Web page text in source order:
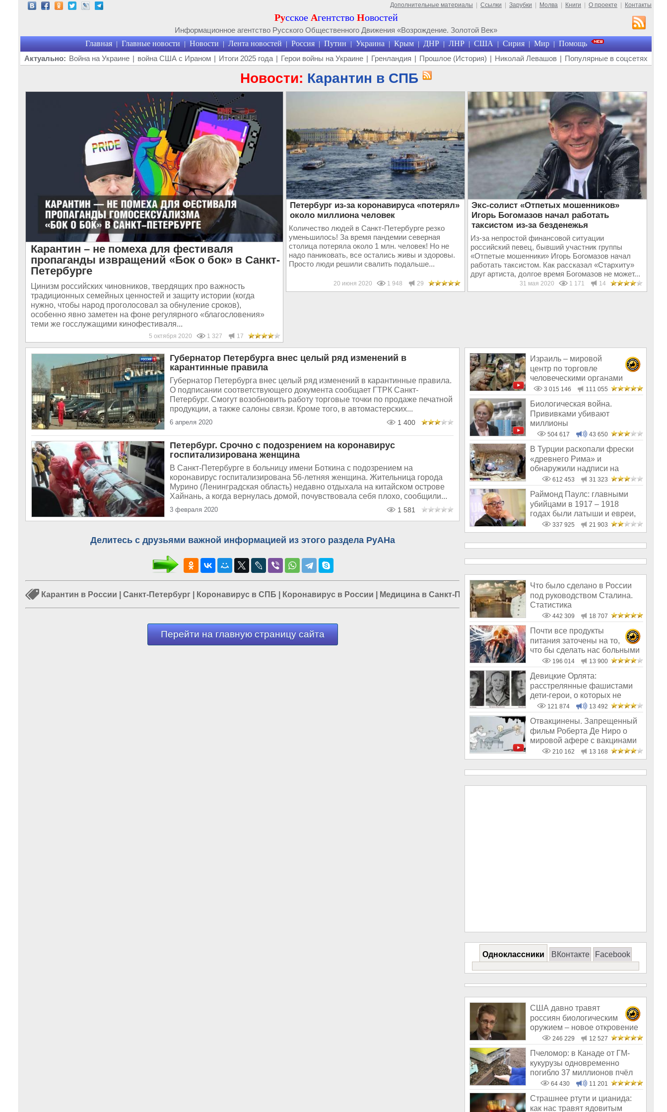
Дополнительные материалы Ссылки Зарубки Молва Книги О проекте Контакты
Русское Агентство Новостей
Информационное агентство Русского Общественного Движения «Возрождение. Золотой Век»
Главная | Главные новости | Новости | Лента новостей | Россия | Путин | Украина | Крым | ДНР | ЛНР | США | Сирия | Мир | Помощь
Актуально: Война на Украине | война США с Ираном | Итоги 2025 года | Герои войны на Украине | Гренландия | Прошлое (История) | Николай Левашов | Популярные в соцсетях
Новости: Карантин в СПБ
Карантин – не помеха для фестиваля
пропаганды извращений «Бок о бок» в Санкт-
Петербурге
Цинизм российских чиновников, твердящих про важность
традиционных семейных ценностей и защиту истории (когда
нужно, чтобы народ проголосовал за обнуление сроков),
особенно явно заметен на фоне регулярного «благословения»
теми же госслужащими кинофестиваля...
5 октября 2020 1 327 17
Петербург из-за коронавируса «потерял»
около миллиона человек
Количество людей в Санкт-Петербурге резко
уменьшилось! За время пандемии северная
столица потеряла около 1 млн. человек! Но не
надо паниковать, все остались живы и здоровы.
Просто люди решили свалить подальше...
20 июня 2020 1 948 29
Экс-солист «Отпетых мошенников»
Игорь Богомазов начал работать
таксистом из-за безденежья
Из-за непростой финансовой ситуации
российский певец, бывший участник группы
«Отпетые мошенники» Игорь Богомазов начал
работать таксистом. Как рассказал «Стархиту»
друг артиста, долгое время Богомазов не может...
31 мая 2020 1 171 14
Губернатор Петербурга внес целый ряд изменений в
карантинные правила
Губернатор Петербурга внес целый ряд изменений в карантинные правила.
О подписании соответствующего документа сообщает ГТРК Санкт-
Петербург. Смогут возобновить работу торговые точки по продаже печатной
продукции, а также салоны связи. Кроме того, в автомастерских...
6 апреля 2020 1 400
Петербург. Срочно с подозрением на коронавирус
госпитализирована женщина
В Санкт-Петербурге в больницу имени Боткина с подозрением на
коронавирус госпитализирована 56-летняя женщина. Жительница города
Мурино (Ленинградская область) недавно отдыхала на китайском острове
Хайнань, а когда вернулась домой, почувствовала себя плохо, сообщили...
3 февраля 2020 1 581
Делитесь с друзьями важной информацией из этого раздела РуАНа
Карантин в России Санкт-Петербург Коронавирус в СПБ Коронавирус в России Медицина в Санкт-Петербурге|Медицина в России|Бизнес России
Перейти на главную страницу сайта
Израиль – мировой
центр по торговле
человеческими органами
3 015 146 111 055
Биологическая война.
Прививками убивают
миллионы
504 617 43 650
В Турции раскопали фрески
«древнего Рима» и
обнаружили надписи на
Русском!612 453 31 323
Раймонд Паулс: главными
убийцами в 1917 – 1918
годах были латыши и евреи,
а не русс337 925 21 903
Что было сделано в России
под руководством Сталина.
Статистика
442 309 18 707
Почти все продукты
питания заточены на то,
что бы сделать нас больными
и бесплодным
196 014 13 900
Девицкие Орлята:
расстрелянные фашистами
дети-герои, о которых не
рассказывают в шк
121 874 13 492
Отвакцинены. Запрещенный
фильм Роберта Де Ниро о
мировой афере с вакцинами
210 162 13 168
Одноклассники ВКонтакте Facebook
США давно травят
россиян биологическим
оружием – новое откровение
Эдварда Сноудена
246 229 12 527
Пчеломор: в Канаде от ГМ-
кукурузы одновременно
погибло 37 миллионов пчёл
64 430 11 201
Страшнее ртути и цианида:
как нас травят ядовитым